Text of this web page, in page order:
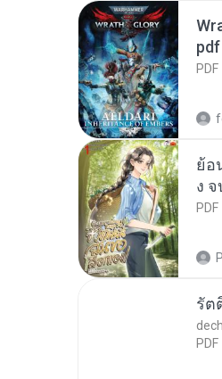
pdf
PDF
ย้อ
ง
PDF
รัต
PDF